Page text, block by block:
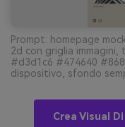
Prompt: homepage
2d con griglia
#d3d1c6 #474640
dispositivo, sfondo
Crea Visual